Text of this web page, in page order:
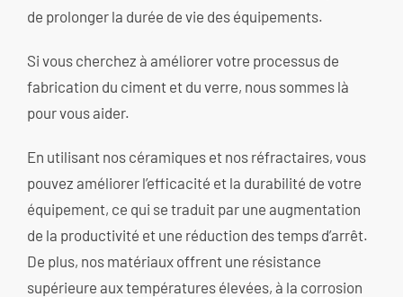
de prolonger la durée de vie des équipements.
Si vous cherchez à améliorer votre processus de
fabrication du ciment et du verre, nous sommes là
pour vous aider.
En utilisant nos céramiques et nos réfractaires, vous
pouvez améliorer l’efficacité et la durabilité de votre
équipement, ce qui se traduit par une augmentation
de la productivité et une réduction des temps d’arrêt.
De plus, nos matériaux offrent une résistance
supérieure aux températures élevées, à la corrosion